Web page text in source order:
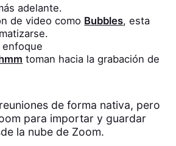
adelante.
de video como Bubbles, esta
enfoque
toman hacia la grabación de
de forma nativa, pero
para importar y guardar
la nube de Zoom.